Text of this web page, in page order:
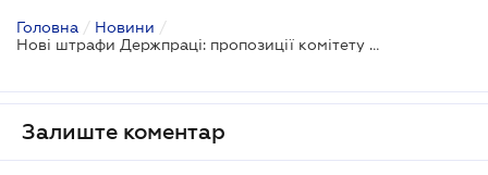
Головна / Новини /
Нові штрафи Держпраці: пропозиції комітету ВР до другого читання
Залиште коментар